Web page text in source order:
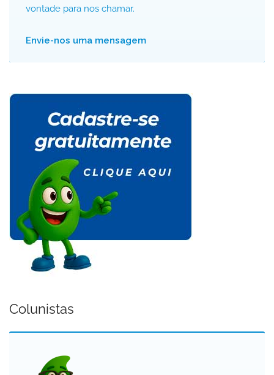
vontade para nos chamar.
Envie-nos uma mensagem
Colunistas